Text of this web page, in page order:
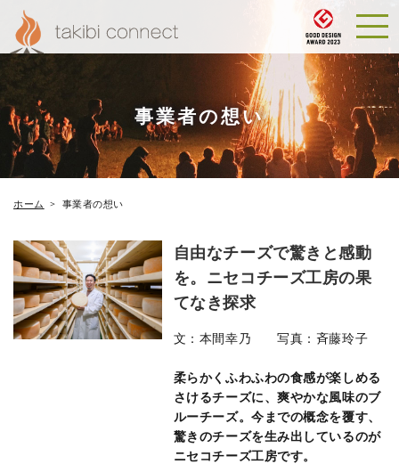
事業者の想い
ホーム 事業者の想い
自由なチーズで驚きと感動
を。ニセコチーズ工房の果
てなき探求
文：本間幸乃 写真：斉藤玲子
柔らかくふわふわの食感が楽しめる
さけるチーズに、爽やかな風味のブ
ルーチーズ。今までの概念を覆す、
驚きのチーズを生み出しているのが
ニセコチーズ工房です。